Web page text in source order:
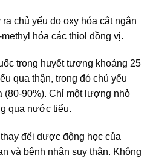
chủ yếu do oxy hóa cắt ngắn
hóa các thiol đồng vị.
trong huyết tương khoảng 25
qua thận, trong đó chủ yếu
(80-90%). Chỉ một lượng nhỏ
qua nước tiểu.
đểi dược động học của
và bệnh nhân suy thận. Không